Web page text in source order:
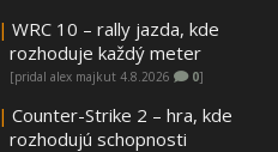
| WRC 10 – rally jazda, kde
rozhoduje každý meter
[pridal alex majkut 4.8.2026 0]
| Counter-Strike 2 – hra, kde
rozhodujú schopnosti